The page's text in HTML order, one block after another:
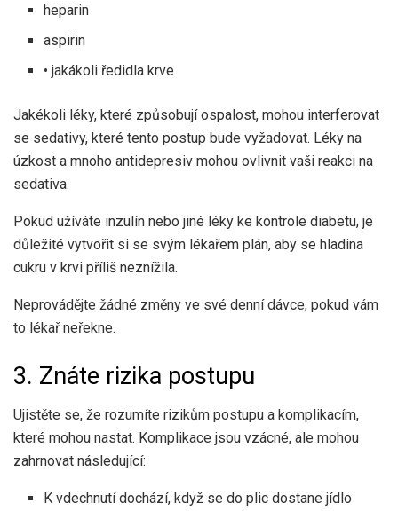
heparin
aspirin
• jakákoli ředidla krve
Jakékoli léky, které způsobují ospalost, mohou interferovat
se sedativy, které tento postup bude vyžadovat. Léky na
úzkost a mnoho antidepresiv mohou ovlivnit vaši reakci na
sedativa.
Pokud užíváte inzulín nebo jiné léky ke kontrole diabetu, je
důležité vytvořit si se svým lékařem plán, aby se hladina
cukru v krvi příliš neznížila.
Neprovádějte žádné změny ve své denní dávce, pokud vám
to lékař neřekne.
3. Znáte rizika postupu
Ujistěte se, že rozumíte rizikům postupu a komplikacím,
které mohou nastat. Komplikace jsou vzácné, ale mohou
zahrnovat následující:
K vdechnutí dochází, když se do plic dostane jídlo